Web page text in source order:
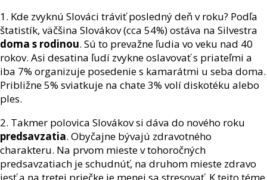
1. Kde zvyknú Slováci tráviť posledný deň v roku? Podľa
štatistík, väčšina Slovákov (cca 54%) ostáva na Silvestra
doma s rodinou. Sú to prevažne ľudia vo veku nad 40
rokov. Asi desatina ľudí zvykne oslavovať s priateľmi a
iba 7% organizuje posedenie s kamarátmi u seba doma.
Približne 5% sviatkuje na chate 3% volí diskotéku alebo
ples.
2. Takmer polovica Slovákov si dáva do nového roku
predsavzatia. Obyčajne bývajú zdravotného
charakteru. Na prvom mieste v tohoročných
predsavzatiach je schudnúť, na druhom mieste zdravo
jesť a na tretej priečke je menej sa stresovať. K tejto téme